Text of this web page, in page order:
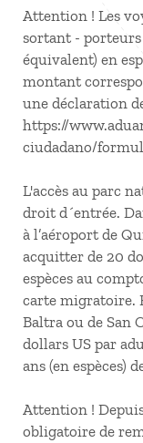
Attention ! Les
sortant - porteurs
équivalent) en
montant
une déclaration
https://
ciudadano/
L'accès au parc
droit d´entrée.
à l’aéroport de
acquitter de 20
espèces au
carte migratoire.
Baltra ou de San
dollars US par
ans (en espèces)
Attention !
obligatoire de